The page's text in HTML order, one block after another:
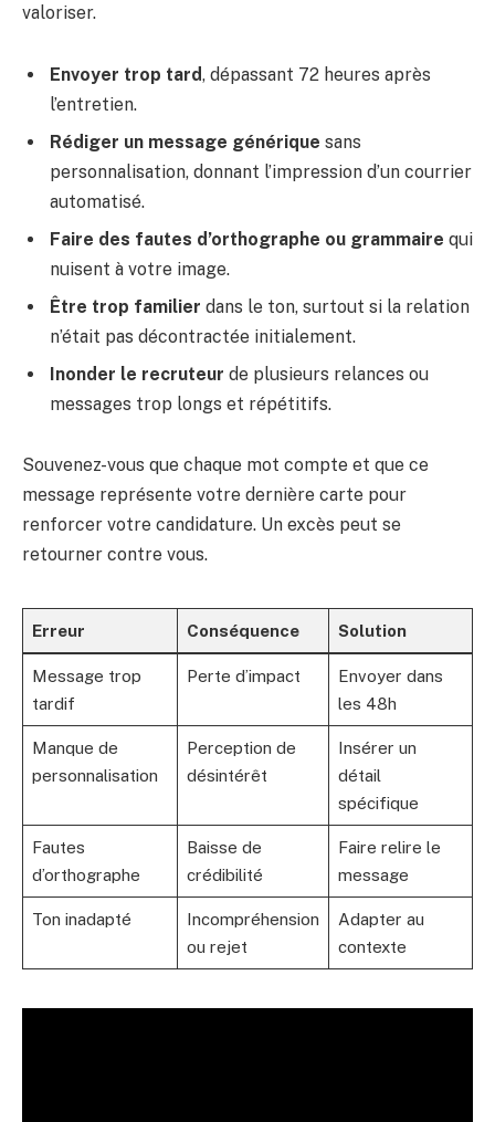
valoriser.
Envoyer trop tard, dépassant 72 heures après
l’entretien.
Rédiger un message générique sans
personnalisation, donnant l’impression d’un courrier
automatisé.
Faire des fautes d’orthographe ou grammaire qui
nuisent à votre image.
Être trop familier dans le ton, surtout si la relation
n’était pas décontractée initialement.
Inonder le recruteur de plusieurs relances ou
messages trop longs et répétitifs.
Souvenez-vous que chaque mot compte et que ce
message représente votre dernière carte pour
renforcer votre candidature. Un excès peut se
retourner contre vous.
Erreur Conséquence Solution
Message trop
tardif
Perte d’impact
Envoyer dans
les 48h
Manque de
personnalisation
Perception de
désintérêt
Insérer un
détail
spécifique
Fautes
d’orthographe
Baisse de
crédibilité
Faire relire le
message
Ton inadapté
Incompréhension
ou rejet
Adapter au
contexte